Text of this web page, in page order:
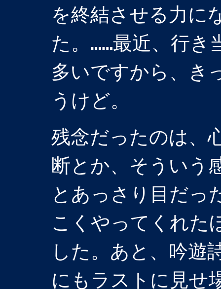
を終結させる力に
た。……最近、行き
多いですから、き
うけど。
残念だったのは、
断とか、そういう
とあっさり目だっ
こくやってくれた
した。あと、吟遊
にもラストに見せ